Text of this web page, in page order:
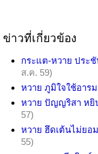
ข่าวที่เกี่ยวข้อง
กระแต-หวาย ประ
ส.ค. 59)
หวาย ภูมิใจใช้อาร
หวาย ปัญญริสา หยิ
57)
หวาย ฮึดเต้นไม่ยอ
55)